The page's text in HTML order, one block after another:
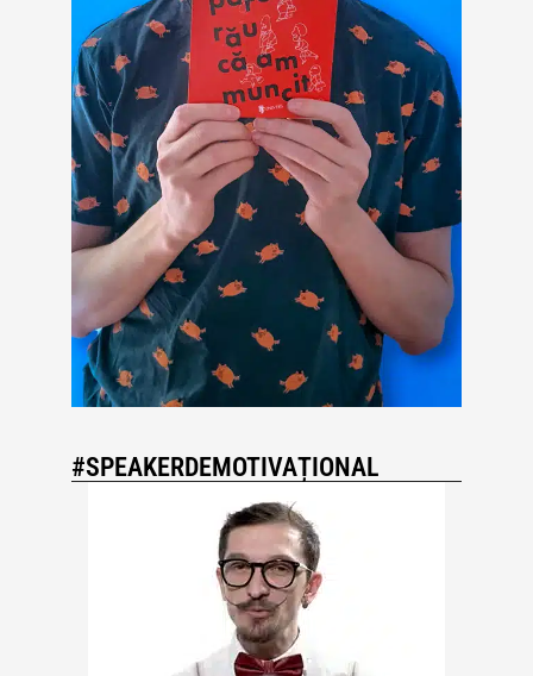
#SPEAKERDEMOTIVAȚIONAL